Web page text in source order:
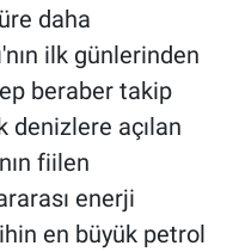
daha
ilk günlerinden
beraber takip
denizlere açılan
fiilen
enerji
en büyük petrol